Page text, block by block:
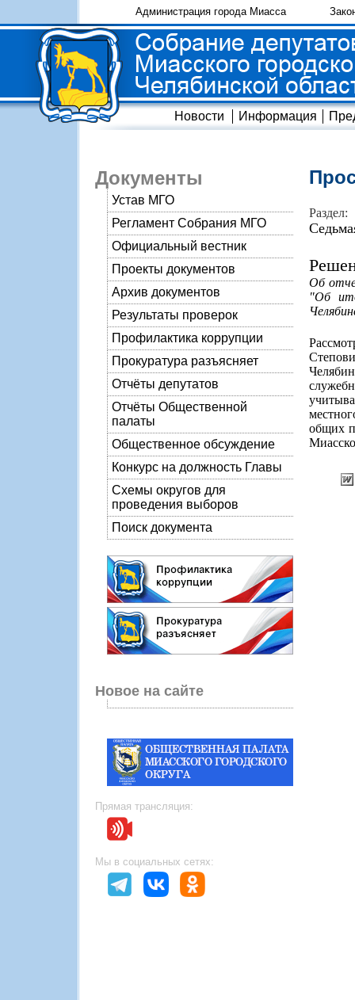
Администрация города Миасса
Новости Информация
Документы
Устав МГО
Регламент Собрания МГО
Официальный вестник
Проекты документов
Архив документов
Результаты проверок
Профилактика коррупции
Прокуратура разъясняет
Отчёты депутатов
Отчёты Общественной
палаты
Общественное обсуждение
Конкурс на должность Главы
Схемы округов для
проведения выборов
Поиск документа
Новое на сайте
Прямая трансляция:
Мы в социальных сетях:
Раздел:
Об
"Об
общих